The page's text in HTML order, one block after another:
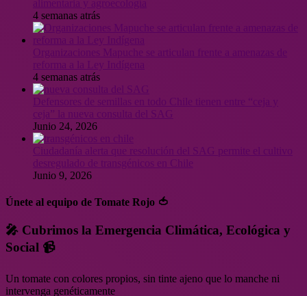
4 semanas atrás
Organizaciones Mapuche se articulan frente a amenazas de
4 semanas atrás
Junio 24, 2026
Ciudadanía alerta que resolución del SAG permite el cultivo
desregulado de transgénicos en Chile
Junio 9, 2026
Únete al equipo de Tomate Rojo 🍅
🎤 Cubrimos la Emergencia Climática, Ecológica y
Social 📹
Un tomate con colores propios, sin tinte ajeno que lo manche ni
intervenga genéticamente